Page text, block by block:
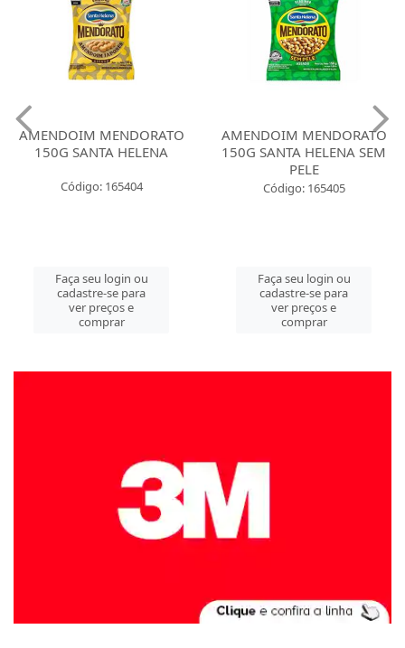
AMENDOIM MENDORATO
150G SANTA HELENA
Código: 165404
Faça seu login ou
cadastre-se para
ver preços e
comprar
AMENDOIM MENDORATO
150G SANTA HELENA SEM
PELE
Código: 165405
Faça seu login ou
cadastre-se para
ver preços e
comprar